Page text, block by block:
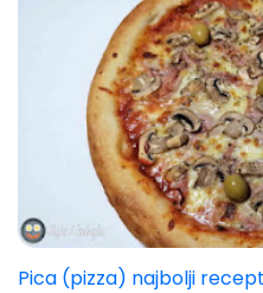
Pica (pizza) najbolji